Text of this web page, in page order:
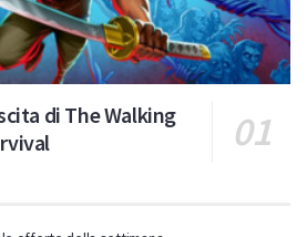
di The Walking